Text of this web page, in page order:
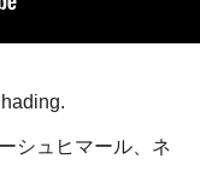
シュヒマール、ネ